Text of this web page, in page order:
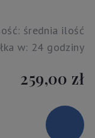
średnia ilość
w: 24 godziny
259,00 zł